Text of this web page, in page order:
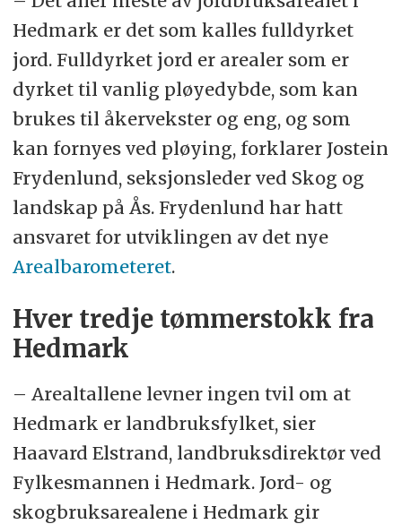
Hedmark er det som kalles fulldyrket
jord. Fulldyrket jord er arealer som er
dyrket til vanlig pløyedybde, som kan
brukes til åkervekster og eng, og som
kan fornyes ved pløying, forklarer Jostein
Frydenlund, seksjonsleder ved Skog og
landskap på Ås. Frydenlund har hatt
ansvaret for utviklingen av det nye
Arealbarometeret.
Hver tredje tømmerstokk fra
Hedmark
– Arealtallene levner ingen tvil om at
Hedmark er landbruksfylket, sier
Haavard Elstrand, landbruksdirektør ved
Fylkesmannen i Hedmark. Jord- og
skogbruksarealene i Hedmark gir